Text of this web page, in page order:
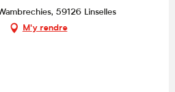
59126 Linselles
M'y rendre